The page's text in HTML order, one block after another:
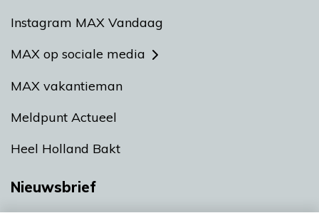
Instagram MAX Vandaag
MAX op sociale media
MAX vakantieman
Meldpunt Actueel
Heel Holland Bakt
Nieuwsbrief